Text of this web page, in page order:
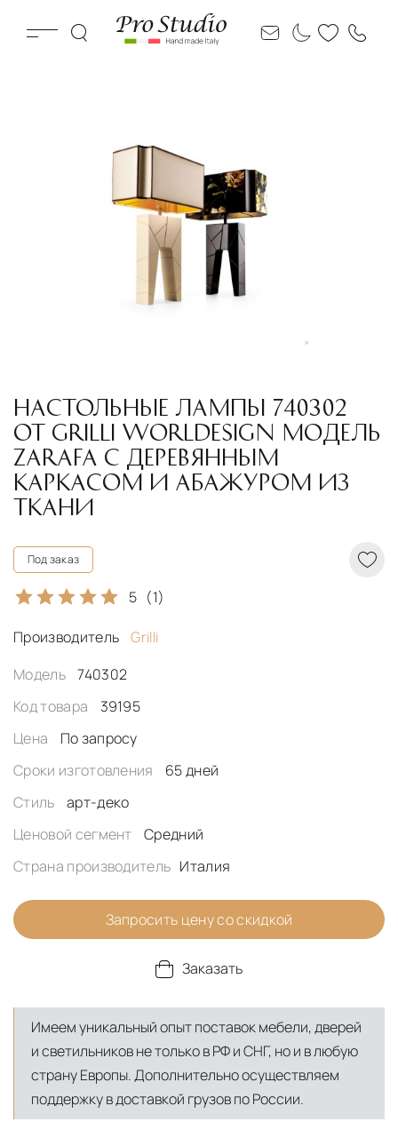
НАСТОЛЬНЫЕ ЛАМПЫ 740302
ОТ GRILLI WORLDESIGN МОДЕЛЬ
ZARAFA С ДЕРЕВЯННЫМ
КАРКАСОМ И АБАЖУРОМ ИЗ
ТКАНИ
Под заказ
5 (1)
Производитель
Grilli
Модель
740302
Код товара
39195
Цена
По запросу
Сроки изготовления
65 дней
Стиль
арт-деко
Ценовой сегмент
Средний
Страна производитель Италия
Запросить цену со скидкой
Заказать
Имеем уникальный опыт поставок мебели, дверей
и светильников не только в РФ и СНГ, но и в любую
страну Европы. Дополнительно осуществляем
поддержку в доставкой грузов по России.